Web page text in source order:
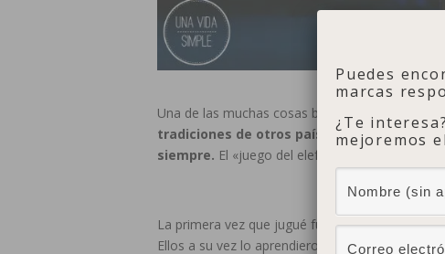
Una de las muchas cosas buenas de vivir un
tradiciones de otros países que por
siempre. El «juego del elefante blanco» es una
La primera vez que jugué fue en casa de unos
Ellos a su vez lo aprendieron de unas amigas
Puedes
marcas
¿Te
mejoremos